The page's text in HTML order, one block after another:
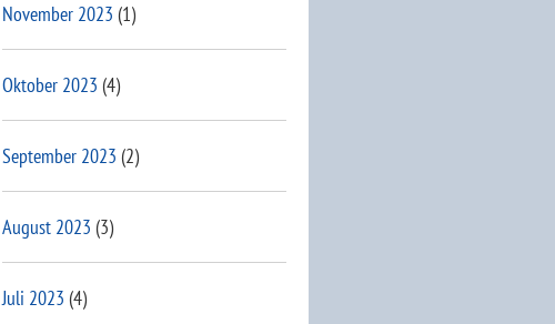
November 2023 (1)
Oktober 2023 (4)
September 2023 (2)
August 2023 (3)
Juli 2023 (4)